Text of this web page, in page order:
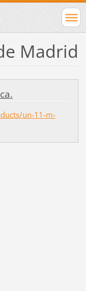
Madrid
un-11-m-